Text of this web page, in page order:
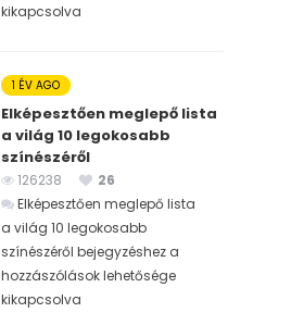
kikapcsolva
1 ÉV AGO
Elképesztően meglepő lista
a világ 10 legokosabb
színészéről
126238
26
Elképesztően meglepő lista
a világ 10 legokosabb
színészéről bejegyzéshez a
hozzászólások lehetősége
kikapcsolva